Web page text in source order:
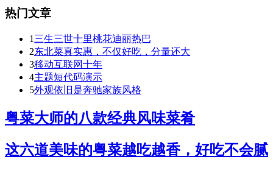
热门文章
1 三生三世十里桃花迪丽热巴
2东北菜真实惠，不仅好吃，分量还大
3移动互联网十年
4主题短代码演示
5外观依旧是奔驰家族风格
粤菜大师的八款经典风味菜肴
这六道美味的粤菜越吃越香，好吃不会腻